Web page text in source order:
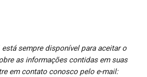
está sempre disponível para aceitar o
as informações contidas em suas
em contato conosco pelo e-mail: